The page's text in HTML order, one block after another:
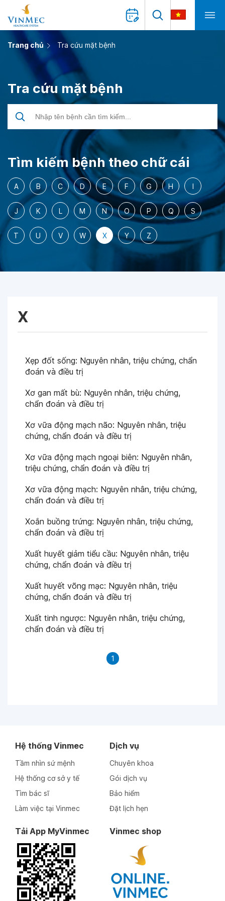
Trang chủ Tra cứu mặt bệnh
Tra cứu mặt bệnh
Tìm kiếm bệnh theo chữ cái
A B C D E F G H I
J K L M N O P Q S
T U V W X Y Z
X
Xẹp đốt sống: Nguyên nhân, triệu chứng, chẩn
đoán và điều trị
Xơ gan mất bù: Nguyên nhân, triệu chứng,
chẩn đoán và điều trị
Xơ vữa động mạch não: Nguyên nhân, triệu
chứng, chẩn đoán và điều trị
Xơ vữa động mạch ngoại biên: Nguyên nhân,
triệu chứng, chẩn đoán và điều trị
Xơ vữa động mạch: Nguyên nhân, triệu chứng,
chẩn đoán và điều trị
Xoắn buồng trứng: Nguyên nhân, triệu chứng,
chẩn đoán và điều trị
Xuất huyết giảm tiểu cầu: Nguyên nhân, triệu
chứng, chẩn đoán và điều trị
Xuất huyết võng mạc: Nguyên nhân, triệu
chứng, chẩn đoán và điều trị
Xuất tinh ngược: Nguyên nhân, triệu chứng,
chẩn đoán và điều trị
1
Hệ thống Vinmec
Tầm nhìn sứ mệnh
Hệ thống cơ sở y tế
Tìm bác sĩ
Làm việc tại Vinmec
Dịch vụ
Chuyên khoa
Gói dịch vụ
Bảo hiểm
Đặt lịch hẹn
Tải App MyVinmec Vinmec shop